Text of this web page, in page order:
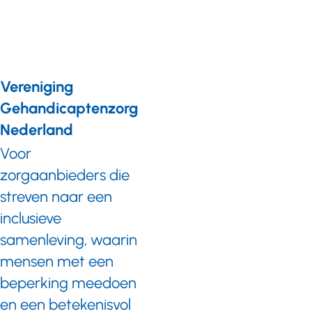
Vereniging
Gehandicaptenzorg
Nederland
Voor
zorgaanbieders die
streven naar een
inclusieve
samenleving, waarin
mensen met een
beperking meedoen
en een betekenisvol